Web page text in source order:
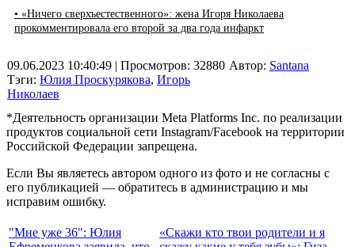
• «Ничего сверхъестественного»: жена Игоря Николаева
прокомментировала его второй за два года инфаркт
09.06.2023 10:40:49 | Просмотров: 32880
Тэги: Юлия Проскурякова, Игорь
Николаев
Автор: Santana
*Деятельность организации Meta Platforms Inc. по реализации
продуктов социальной сети Instagram/Facebook на территории
Российской Федерации запрещена.
Если Вы являетесь автором одного из фото и не согласны с
его публикацией — обратитесь в администрацию и мы
исправим ошибку.
"Мне уже 36": Юлия
«Скажи кто твои родители и я